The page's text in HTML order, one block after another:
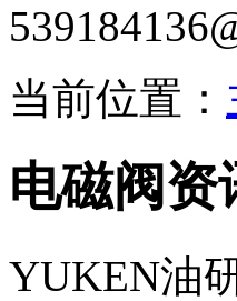
当前位置：
电磁阀资
YUKEN油